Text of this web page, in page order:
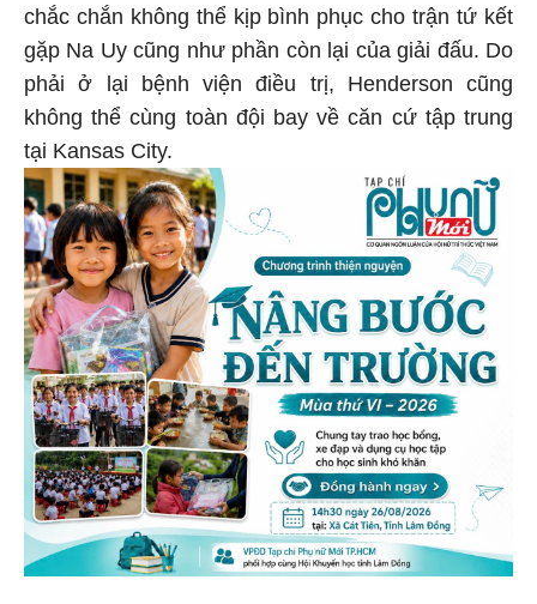
chắc chắn không thể kịp bình phục cho trận tứ kết
gặp Na Uy cũng như phần còn lại của giải đấu. Do
phải ở lại bệnh viện điều trị, Henderson cũng
không thể cùng toàn đội bay về căn cứ tập trung
tại Kansas City.